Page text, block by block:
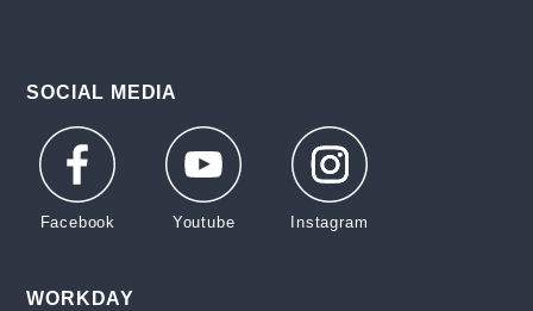
SOCIAL MEDIA
WORKDAY